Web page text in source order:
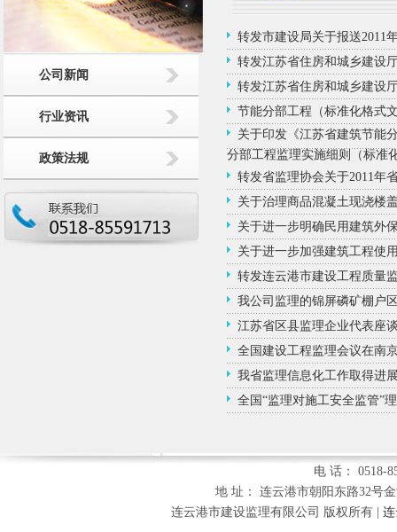
公司新闻
行业资讯
政策法规
转发市建设局关于报送2011
转发江苏省住房和城乡建设
转发江苏省住房和城乡建设
节能分部工程（标准化格式
关于印发《江苏省建筑节能
分部工程监理实施细则（标准
转发省监理协会关于2011年
关于治理商品混凝土现浇楼
关于进一步明确民用建筑外
关于进一步加强建筑工程使
转发连云港市建设工程质量
我公司监理的锦屏磷矿棚户
江苏省区县监理企业代表座
全国建设工程监理会议在南
我省监理信息化工作取得进
全国“监理对施工安全监管”
电 话： 0518-
地 址： 连云港市朝阳东路32号
连云港市建设监理有限公司 版权所有 |